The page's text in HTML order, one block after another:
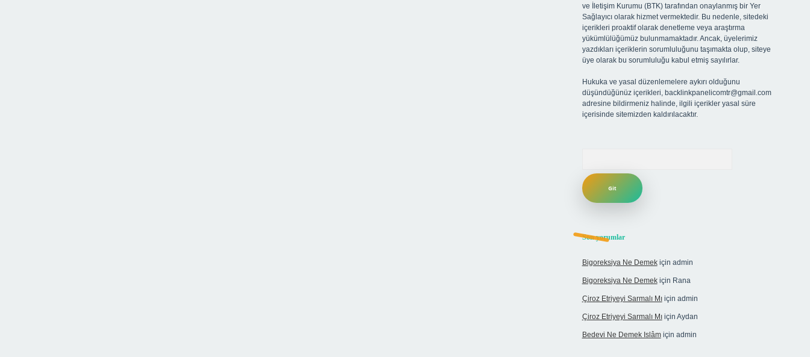
ve İletişim Kurumu (BTK) tarafından onaylanmış bir Yer
Sağlayıcı olarak hizmet vermektedir. Bu nedenle, sitedeki
içerikleri proaktif olarak denetleme veya araştırma
yükümlülüğümüz bulunmamaktadır. Ancak, üyelerimiz
yazdıkları içeriklerin sorumluluğunu taşımakta olup, siteye
üye olarak bu sorumluluğu kabul etmiş sayılırlar.
Hukuka ve yasal düzenlemelere aykırı olduğunu
düşündüğünüz içerikleri, backlinkpanelicomtr@gmail.com
adresine bildirmeniz halinde, ilgili içerikler yasal süre
içerisinde sitemizden kaldırılacaktır.
Son yorumlar
Bigoreksiya Ne Demekiçin admin
Bigoreksiya Ne Demekiçin Rana
Çiroz Etriyeyi Sarmalı Mıiçin admin
Çiroz Etriyeyi Sarmalı Mıiçin Aydan
Bedevi Ne Demek Islâmiçin admin